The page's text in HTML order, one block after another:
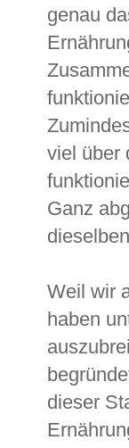
genau
viel über
Ganz
Weil wir
haben
dieser